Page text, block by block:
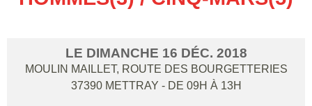
LE DIMANCHE 16 DÉC. 2018
MOULIN MAILLET, ROUTE DES BOURGETTERIES
37390 METTRAY - DE 09H À 13H